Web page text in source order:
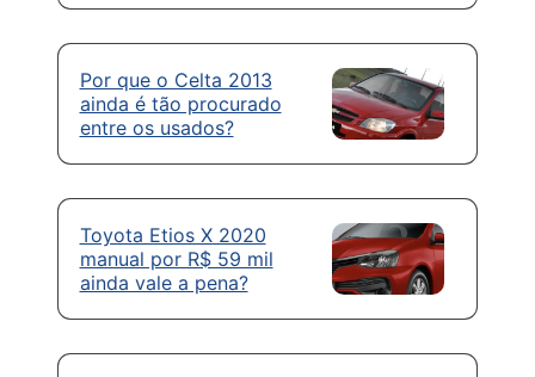
Por que o Celta 2013
ainda é tão procurado
entre os usados?
Toyota Etios X 2020
manual por R$ 59 mil
ainda vale a pena?